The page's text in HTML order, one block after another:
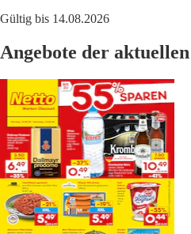
Gültig bis 14.08.2026
Angebote der